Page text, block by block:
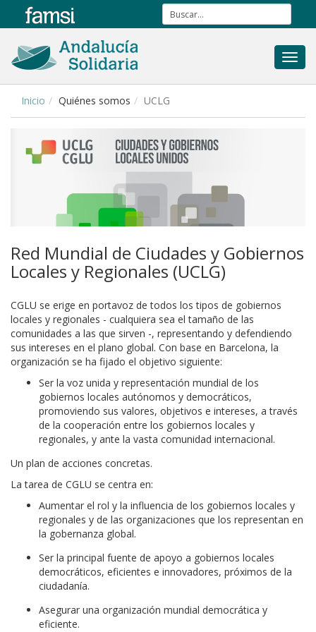
Inicio Quiénes somos UCLG
Red Mundial de Ciudades y Gobiernos
Locales y Regionales (UCLG)
CGLU se erige en portavoz de todos los tipos de gobiernos
locales y regionales - cualquiera sea el tamaño de las
comunidades a las que sirven -, representando y defendiendo
sus intereses en el plano global. Con base en Barcelona, la
organización se ha fijado el objetivo siguiente:
Ser la voz unida y representación mundial de los
gobiernos locales autónomos y democráticos,
promoviendo sus valores, objetivos e intereses, a través
de la cooperación entre los gobiernos locales y
regionales, y ante la vasta comunidad internacional.
Un plan de acciones concretas.
La tarea de CGLU se centra en:
Aumentar el rol y la influencia de los gobiernos locales y
regionales y de las organizaciones que los representan en
la gobernanza global.
Ser la principal fuente de apoyo a gobiernos locales
democráticos, eficientes e innovadores, próximos de la
ciudadanía.
Asegurar una organización mundial democrática y
eficiente.